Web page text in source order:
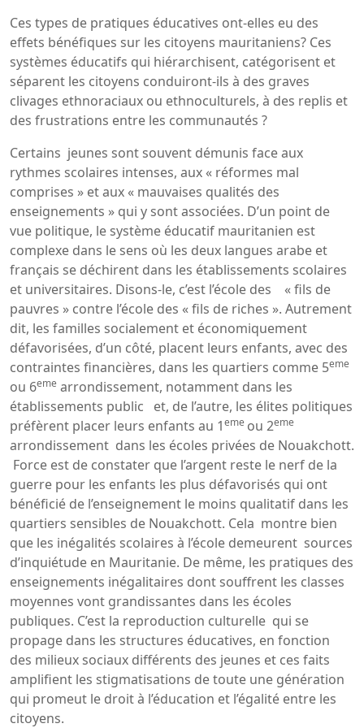
Ces types de pratiques éducatives ont-elles eu des
effets bénéfiques sur les citoyens mauritaniens? Ces
systèmes éducatifs qui hiérarchisent, catégorisent et
séparent les citoyens conduiront-ils à des graves
clivages ethnoraciaux ou ethnoculturels, à des replis et
des frustrations entre les communautés ?
Certains jeunes sont souvent démunis face aux
rythmes scolaires intenses, aux « réformes mal
comprises » et aux « mauvaises qualités des
enseignements » qui y sont associées. D’un point de
vue politique, le système éducatif mauritanien est
complexe dans le sens où les deux langues arabe et
français se déchirent dans les établissements scolaires
et universitaires. Disons-le, c’est l’école des « fils de
pauvres » contre l’école des « fils de riches ». Autrement
dit, les familles socialement et économiquement
défavorisées, d’un côté, placent leurs enfants, avec des
contraintes financières, dans les quartiers comme 5eme
ou 6eme arrondissement, notamment dans les
établissements public et, de l’autre, les élites politiques
préfèrent placer leurs enfants au 1eme ou 2eme
arrondissement dans les écoles privées de Nouakchott.
Force est de constater que l’argent reste le nerf de la
guerre pour les enfants les plus défavorisés qui ont
bénéficié de l’enseignement le moins qualitatif dans les
quartiers sensibles de Nouakchott. Cela montre bien
que les inégalités scolaires à l’école demeurent sources
d’inquiétude en Mauritanie. De même, les pratiques des
enseignements inégalitaires dont souffrent les classes
moyennes vont grandissantes dans les écoles
publiques. C’est la reproduction culturelle qui se
propage dans les structures éducatives, en fonction
des milieux sociaux différents des jeunes et ces faits
amplifient les stigmatisations de toute une génération
qui promeut le droit à l’éducation et l’égalité entre les
citoyens.